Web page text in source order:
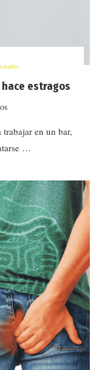
estragos
en un bar,
…